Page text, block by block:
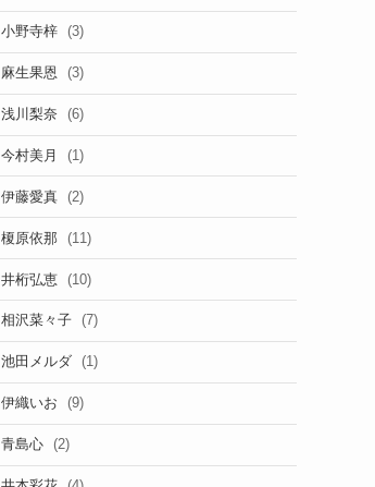
小野寺梓 (3)
麻生果恩 (3)
浅川梨奈 (6)
今村美月 (1)
伊藤愛真 (2)
榎原依那 (11)
井桁弘恵 (10)
相沢菜々子 (7)
池田メルダ (1)
伊織いお (9)
青島心 (2)